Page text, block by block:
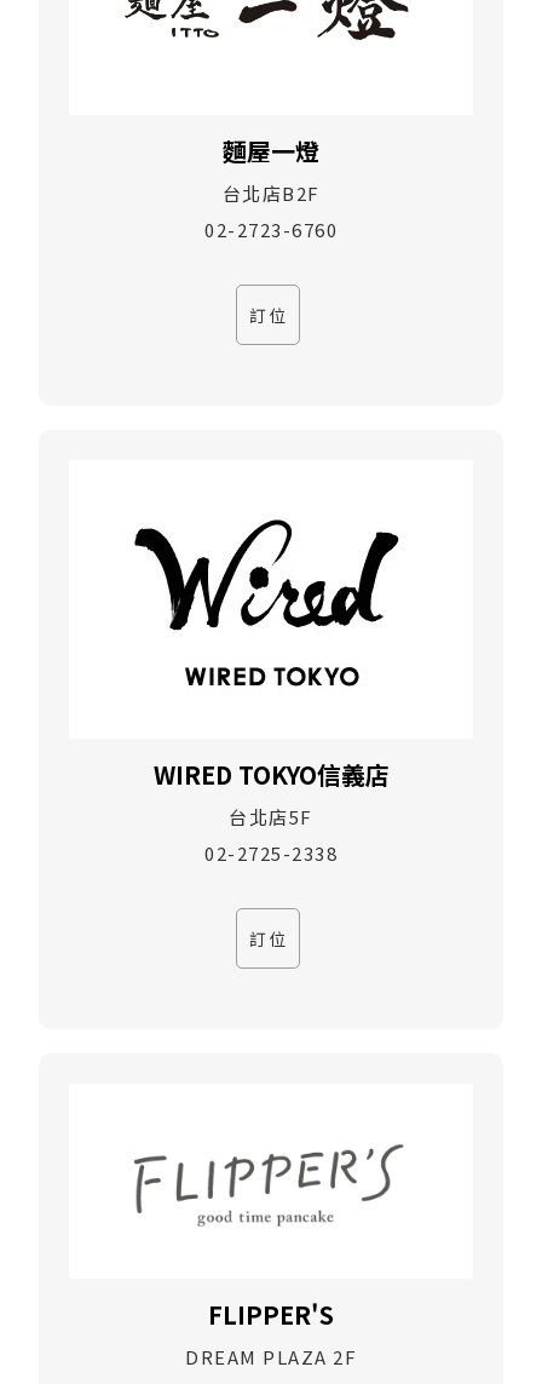
麵屋一燈
台北店B2F
02-2723-6760
訂位
WIRED TOKYO信義店
台北店5F
02-2725-2338
訂位
FLIPPER'S
DREAM PLAZA 2F